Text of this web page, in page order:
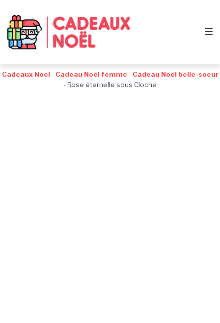
navigation
au
contenu
au
pied
de
Cadeaux Noel - Cadeau Noël femme - Cadeau Noël belle-soeur
-Rose éternelle sous Cloche